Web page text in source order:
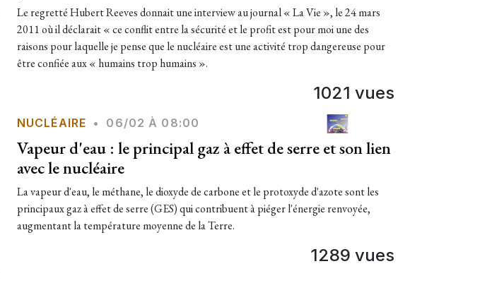
Le regretté Hubert Reeves donnait une interview au journal « La Vie », le 24 mars
2011 où il déclarait « ce conflit entre la sécurité et le profit est pour moi une des
raisons pour laquelle je pense que le nucléaire est une activité trop dangereuse pour
être confiée aux « humains trop humains ».
1021 vues
NUCLÉAIRE • 06/02 À 08:00
Vapeur d'eau : le principal gaz à effet de serre et son lien
avec le nucléaire
La vapeur d'eau, le méthane, le dioxyde de carbone et le protoxyde d'azote sont les
principaux gaz à effet de serre (GES) qui contribuent à piéger l'énergie renvoyée,
augmentant la température moyenne de la Terre.
1289 vues